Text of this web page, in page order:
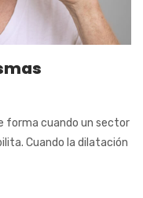
forma cuando un sector
Cuando la dilatación